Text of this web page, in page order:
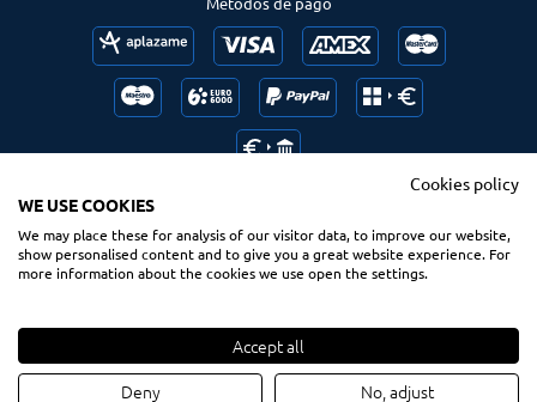
© 2020 Spsurf.com
Derechos reservados
Follow us Ranking us
Cookies policy
WE USE COOKIES
We may place these for analysis of our visitor data, to improve our website,
show personalised content and to give you a great website experience. For
more information about the cookies we use open the settings.
Accept all
Deny
No, adjust